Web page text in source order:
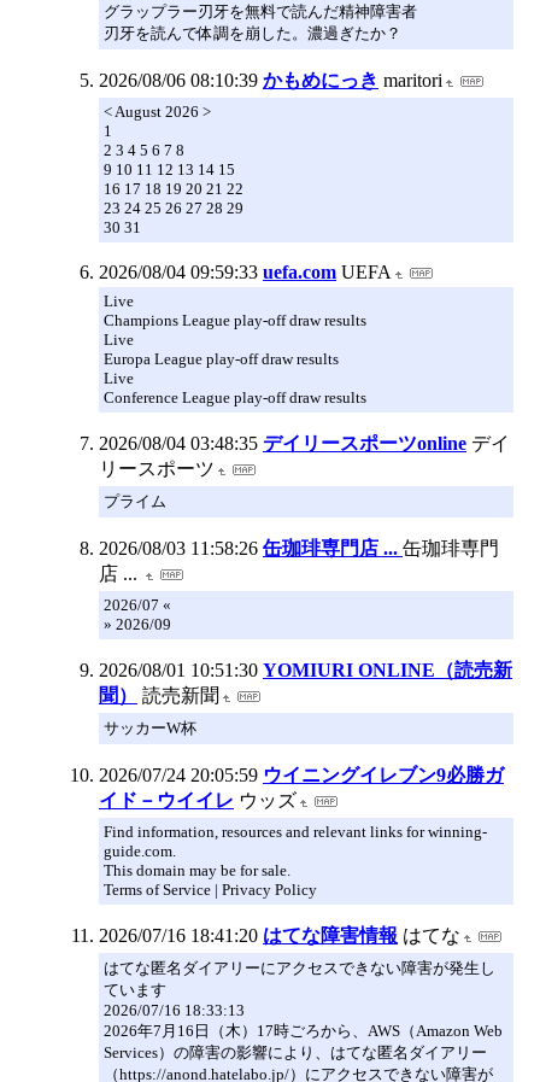
グラップラー刃牙を無料で読んだ精神障害者
刃牙を読んで体調を崩した。濃過ぎたか？
2026/08/06 08:10:39 かもめにっき maritori
< August 2026 >
1
2 3 4 5 6 7 8
9 10 11 12 13 14 15
16 17 18 19 20 21 22
23 24 25 26 27 28 29
30 31
2026/08/04 09:59:33 uefa.com UEFA
Live
Champions League play-off draw results
Live
Europa League play-off draw results
Live
Conference League play-off draw results
2026/08/04 03:48:35 デイリースポーツonline デイ
リースポーツ
プライム
2026/08/03 11:58:26 缶珈琲専門店 ... 缶珈琲専門
店 ...
2026/07 «
» 2026/09
2026/08/01 10:51:30 YOMIURI ONLINE（読売新
聞）
読売新聞
サッカーW杯
2026/07/24 20:05:59 ウイニングイレブン9必勝ガ
イド－ウイイレ ウッズ
Find information, resources and relevant links for winning-
guide.com.
This domain may be for sale.
Terms of Service | Privacy Policy
2026/07/16 18:41:20 はてな障害情報 はてな
はてな匿名ダイアリーにアクセスできない障害が発生し
ています
2026/07/16 18:33:13
2026年7月16日（木）17時ごろから、AWS（Amazon Web
Services）の障害の影響により、はてな匿名ダイアリー
（https://anond.hatelabo.jp/）にアクセスできない障害が